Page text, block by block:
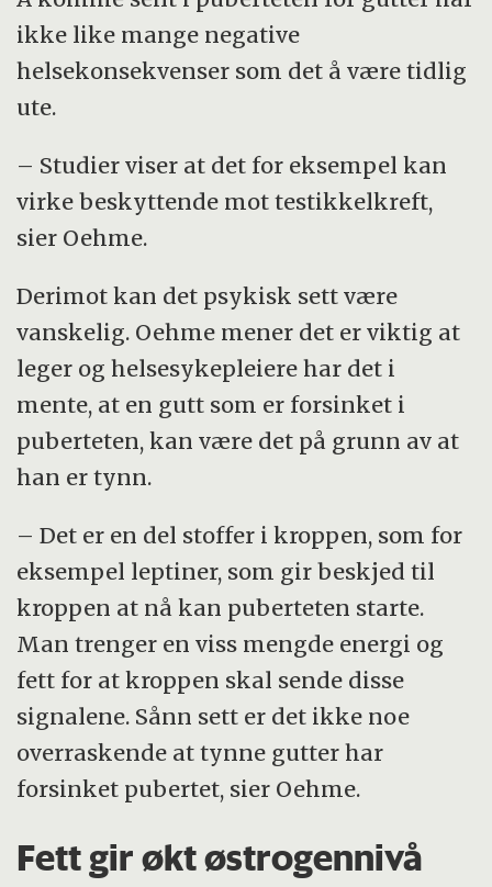
ikke like mange negative
helsekonsekvenser som det å være tidlig
ute.
– Studier viser at det for eksempel kan
virke beskyttende mot testikkelkreft,
sier Oehme.
Derimot kan det psykisk sett være
vanskelig. Oehme mener det er viktig at
leger og helsesykepleiere har det i
mente, at en gutt som er forsinket i
puberteten, kan være det på grunn av at
han er tynn.
– Det er en del stoffer i kroppen, som for
eksempel leptiner, som gir beskjed til
kroppen at nå kan puberteten starte.
Man trenger en viss mengde energi og
fett for at kroppen skal sende disse
signalene. Sånn sett er det ikke noe
overraskende at tynne gutter har
forsinket pubertet, sier Oehme.
Fett gir økt østrogennivå